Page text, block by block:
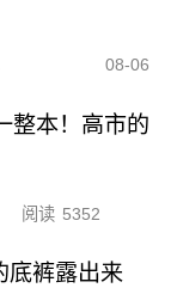
08-06
整本！高市的
阅读 5352
底裤露出来